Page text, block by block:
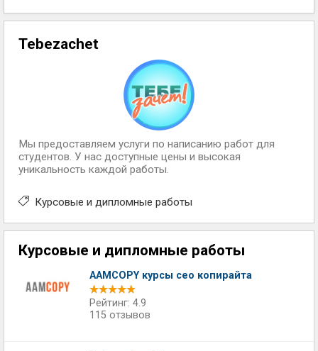
Tebezachet
Мы предоставляем услуги по написанию работ для
студентов. У нас доступные цены и высокая
уникальность каждой работы.
Курсовые и дипломные работы
Курсовые и дипломные работы
AAMCOPY курсы сео копирайта
Рейтинг: 4.9
115 отзывов